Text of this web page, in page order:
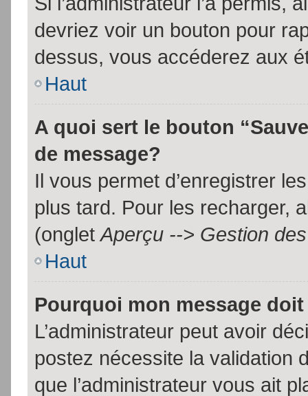
devriez voir un bouton pour
dessus, vous accéderez aux
Haut
A quoi sert le bouton
de message?
Il vous permet d’enregistrer
plus tard. Pour les recharger,
(ongletAperçu --> Gestion
Haut
Pourquoi mon message
L’administrateur peut avoir
postez nécessite la validation
que l’administrateur vous ait